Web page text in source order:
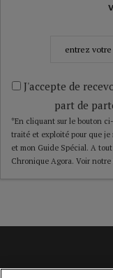
J'accepte de
part de
*En cliquant sur le bouton
traité et exploité pour que
et mon Guide Spécial. A
Chronique Agora. Voir notre